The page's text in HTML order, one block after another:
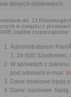
danych osobowych
art. 13
w związku z
WE (ogólne
Administratorem
7, 26-500
W sprawach z
pod adresem e-mail:
Dane osobowe będą
Dane osobowe